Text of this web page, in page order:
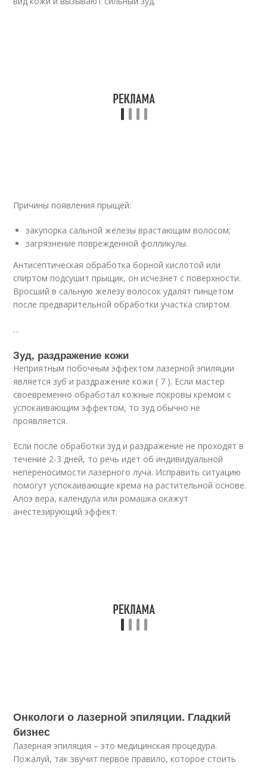
Причины появления прыщей:
закупорка сальной железы врастающим волосом;
загрязнение поврежденной фолликулы.
Антисептическая обработка борной кислотой или
спиртом подсушит прыщик, он исчезнет с поверхности.
Вросший в сальную железу волосок удалят пинцетом
после предварительной обработки участка спиртом.
…
Зуд, раздражение кожи
Неприятным побочным эффектом лазерной эпиляции
является зуб и раздражение кожи ( 7 ). Если мастер
своевременно обработал кожные покровы кремом с
успокаивающим эффектом, то зуд обычно не
проявляется.
Если после обработки зуд и раздражение не проходят в
течение 2-3 дней, то речь идет об индивидуальной
непереносимости лазерного луча. Исправить ситуацию
помогут успокаивающие крема на растительной основе.
Алоэ вера, календула или ромашка окажут
анестезирующий эффект.
Онкологи о лазерной эпиляции. Гладкий
бизнес
Лазерная эпиляция – это медицинская процедура.
Пожалуй, так звучит первое правило, которое стоить